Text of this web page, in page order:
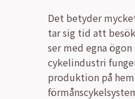
Det betyder
tar sig tid att
ser med egna ögon
cykelindustri
produktion på